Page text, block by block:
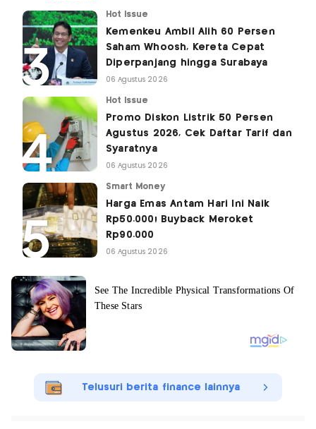
Hot Issue
Kemenkeu Ambil Alih 60 Persen
Saham Whoosh, Kereta Cepat
Diperpanjang hingga Surabaya
06 Agustus 2026
Hot Issue
Promo Diskon Listrik 50 Persen
Agustus 2026, Cek Daftar Tarif dan
Syaratnya
06 Agustus 2026
Smart Money
Harga Emas Antam Hari Ini Naik
Rp50.000! Buyback Meroket
Rp90.000
06 Agustus 2026
Telusuri berita finance lainnya